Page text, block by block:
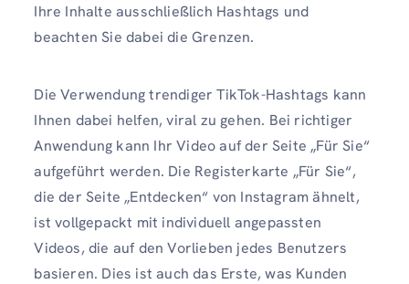
Ihre Inhalte ausschließlich Hashtags und
beachten Sie dabei die Grenzen.
Die Verwendung trendiger TikTok-Hashtags kann
Ihnen dabei helfen, viral zu gehen. Bei richtiger
Anwendung kann Ihr Video auf der Seite „Für Sie“
aufgeführt werden. Die Registerkarte „Für Sie“,
die der Seite „Entdecken“ von Instagram ähnelt,
ist vollgepackt mit individuell angepassten
Videos, die auf den Vorlieben jedes Benutzers
basieren. Dies ist auch das Erste, was Kunden